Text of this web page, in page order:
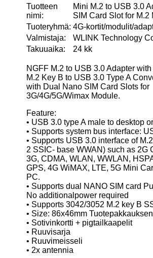
Tuotteen
nimi:
Mini M.2 to USB 3.0
SIM Card Slot for M.2
Tuoteryhmä: 4G-kortit/modulit/
Valmistaja:
WLINK Technology
Takuuaika:
24 kk
NGFF M.2 to USB 3.0 Adapter
M.2 Key B to USB 3.0 Type A
with Dual Nano SIM Card Slots for
3G/4G/5G/Wimax Module.
Feature:
• USB 3.0 type A male to desktop
• Supports system bus interface:
• Supports USB 3.0 interface of
2 SSIC- base WWAN) such as 2G
3G, CDMA, WLAN, WWLAN,
GPS, 4G WiMAX, LTE, 5G Mini
PC.
• Supports dual NANO SIM card
No additionalpower required
• Supports 3042/3052 M.2 key B
• Size: 86x46mm
• Sotivinkortti + pigtailkaapelit
• Ruuvisarja
• Ruuvimeisseli
• 2x antennia